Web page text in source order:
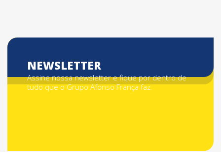
NEWSLETTER
Assine nossa newsletter e fique por dentro de
tudo que o Grupo Afonso França faz.